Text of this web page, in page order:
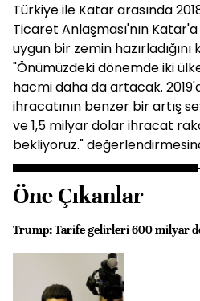
Türkiye ile Katar arasında
Ticaret Anlaşması'nın
uygun bir zemin
"Önümüzdeki dönemde iki
hacmi daha da artacak.
ihracatının benzer bir artış
ve 1,5 milyar dolar ihracat
bekliyoruz."
Öne Çıkanlar
Trump: Tarife gelirleri 600 milyar